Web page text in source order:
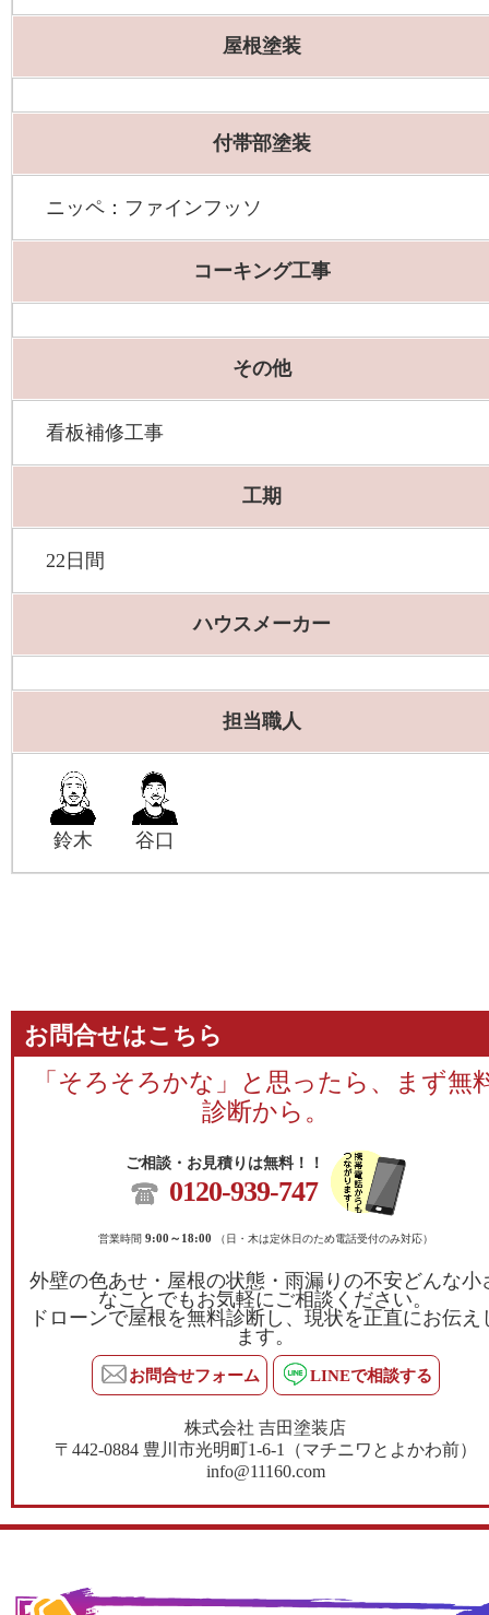
屋根塗装
付帯部塗装
ニッペ：ファインフッソ
コーキング工事
その他
看板補修工事
工期
22日間
ハウスメーカー
担当職人
鈴木 谷口
お問合せはこちら
「そろそろかな」と思ったら、まず無
診断から。
ご相談・お見積りは無料！！
0120-939-747
営業時間 9:00～18:00 （日・木は定休日のため電話受付のみ対応）
外壁の色あせ・屋根の状態・雨漏りの不安どんな小
なことでもお気軽にご相談ください。
ドローンで屋根を無料診断し、現状を正直にお伝え
ます。
お問合せフォーム LINEで相談する
株式会社 吉田塗装店
〒442-0884 豊川市光明町1-6-1（マチニワとよかわ前）
info@11160.com